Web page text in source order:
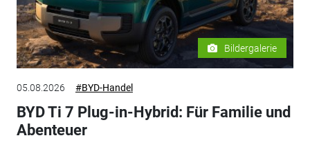
Bildergalerie
05.08.2026 #BYD-Handel
BYD Ti 7 Plug-in-Hybrid: Für Familie und
Abenteuer